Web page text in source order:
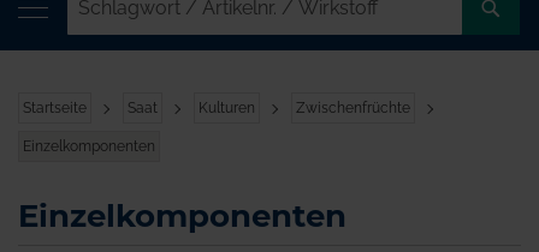
Startseite Saat Kulturen Zwischenfrüchte
Einzelkomponenten
Einzelkomponenten